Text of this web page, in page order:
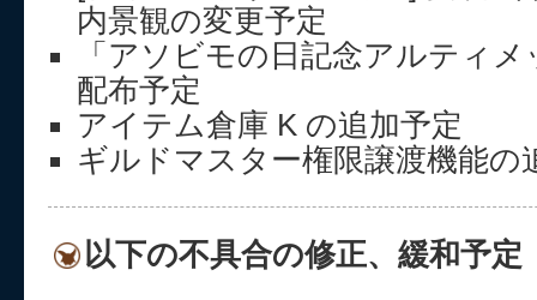
内景観の変更予定
「アソビモの日記念アルティ
配布予定
アイテム倉庫 K の追加予定
ギルドマスター権限譲渡機能の
以下の不具合の修正、緩和予定